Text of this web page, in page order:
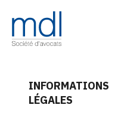
INFORMATIONS
LÉGALES